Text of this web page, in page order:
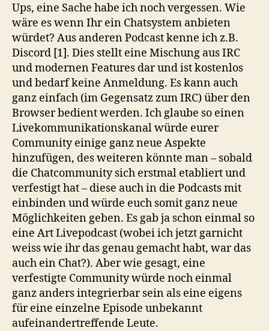
Ups, eine Sache habe ich noch vergessen. Wie
wäre es wenn Ihr ein Chatsystem anbieten
würdet? Aus anderen Podcast kenne ich z.B.
Discord [1]. Dies stellt eine Mischung aus IRC
und modernen Features dar und ist kostenlos
und bedarf keine Anmeldung. Es kann auch
ganz einfach (im Gegensatz zum IRC) über den
Browser bedient werden. Ich glaube so einen
Livekommunikationskanal würde eurer
Community einige ganz neue Aspekte
hinzufügen, des weiteren könnte man – sobald
die Chatcommunity sich erstmal etabliert und
verfestigt hat – diese auch in die Podcasts mit
einbinden und würde euch somit ganz neue
Möglichkeiten geben. Es gab ja schon einmal so
eine Art Livepodcast (wobei ich jetzt garnicht
weiss wie ihr das genau gemacht habt, war das
auch ein Chat?). Aber wie gesagt, eine
verfestigte Community würde noch einmal
ganz anders integrierbar sein als eine eigens
für eine einzelne Episode unbekannt
aufeinandertreffende Leute.